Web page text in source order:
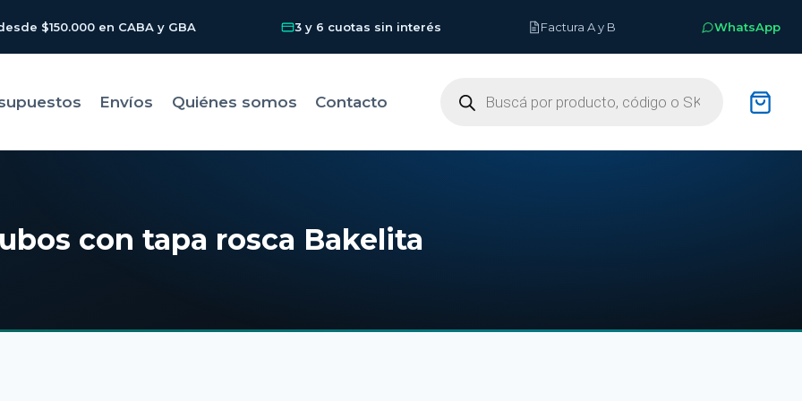
$150.000 en CABA y GBA 3 y 6 cuotas sin interés Factura A y B WhatsApp
Envíos Quiénes somos Contacto
productos
con tapa rosca Bakelita